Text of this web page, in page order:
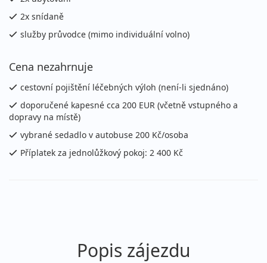
2x snídaně
služby průvodce (mimo individuální volno)
Cena nezahrnuje
cestovní pojištění léčebných výloh (není-li sjednáno)
doporučené kapesné cca 200 EUR (včetně vstupného a
dopravy na místě)
vybrané sedadlo v autobuse 200 Kč/osoba
Příplatek za jednolůžkový pokoj: 2 400 Kč
Popis zájezdu